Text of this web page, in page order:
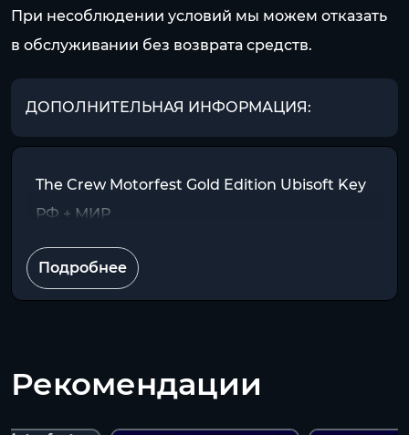
При несоблюдении условий мы можем отказать
в обслуживании без возврата средств.
ДОПОЛНИТЕЛЬНАЯ ИНФОРМАЦИЯ:
The Crew Motorfest Gold Edition Ubisoft Key
РФ + МИР
Подробнее
Рекомендации